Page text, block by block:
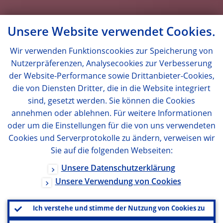
Unsere Website verwendet Cookies.
Wir verwenden Funktionscookies zur Speicherung von
Nutzerpräferenzen, Analysecookies zur Verbesserung
der Website-Performance sowie Drittanbieter-Cookies,
die von Diensten Dritter, die in die Website integriert
sind, gesetzt werden. Sie können die Cookies
annehmen oder ablehnen. Für weitere Informationen
oder um die Einstellungen für die von uns verwendeten
Cookies und Serverprotokolle zu ändern, verweisen wir
Sie auf die folgenden Webseiten:
Unsere Datenschutzerklärung
Unsere Verwendung von Cookies
Ich verstehe und stimme der Nutzung von Cookies zu